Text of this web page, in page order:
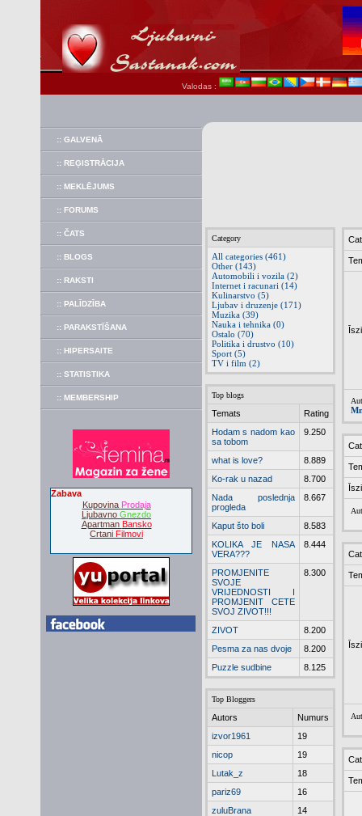
Valodas :
:: GALVENĀ
:: REĢISTRĀCIJA
:: MEKLĒJUMS
:: FORUMS
:: ČATS
:: BLOGS
:: RAKSTI
:: PALĪDZĪBA
:: PARAKSTĪŠANA
:: HIPERSAITE
:: STATISTIKA
:: MEMBERSHIP
Zabava
Kupovina Prodaja
Ljubavno Gnezdo
Apartman Bansko
Crtani Filmovi
Category
All categories (461)
Other (143)
Automobili i vozila (2)
Internet i racunari (14)
Kulinarstvo (5)
Ljubav i druzenje (171)
Muzika (39)
Nauka i tehnika (0)
Ostalo (70)
Politika i drustvo (10)
Sport (5)
TV i film (2)
Top blogs
Temats
Rating
Hodam s nadom kao
sa tobom
9.250
what is love?
8.889
Ko-rak u nazad
8.700
Nada poslednja
progleda
8.667
Kaput što boli
8.583
KOLIKA JE NASA
VERA???
8.444
PROMJENITE
SVOJE
VRIJEDNOSTI I
PROMJENIT CETE
SVOJ ZIVOT!!!
8.300
ZIVOT
8.200
Pesma za nas dvoje
8.200
Puzzle sudbine
8.125
Top Bloggers
Autors
Numurs
izvor1961
19
nicop
19
Lutak_z
18
pariz69
16
zuluBrana
14